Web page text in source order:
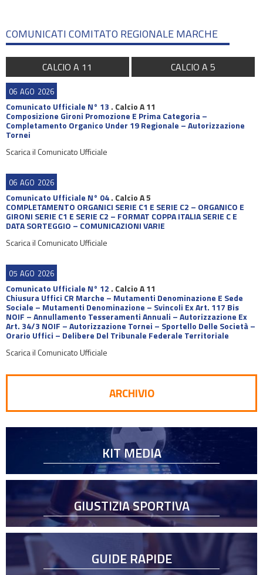
COMUNICATI COMITATO REGIONALE MARCHE
CALCIO A 11 CALCIO A 5
06 AGO 2026
Comunicato Ufficiale N° 13 . Calcio A 11
Composizione Gironi Promozione E Prima Categoria –
Completamento Organico Under 19 Regionale – Autorizzazione
Tornei
Scarica il Comunicato Ufficiale
06 AGO 2026
Comunicato Ufficiale N° 04. Calcio A 5
COMPLETAMENTO ORGANICI SERIE C1 E SERIE C2 – ORGANICO E
GIRONI SERIE C1 E SERIE C2 – FORMAT COPPA ITALIA SERIE C E
DATA SORTEGGIO – COMUNICAZIONI VARIE
Scarica il Comunicato Ufficiale
05 AGO 2026
Comunicato Ufficiale N° 12 . Calcio A 11
Chiusura Uffici CR Marche – Mutamenti Denominazione E Sede
Sociale – Mutamenti Denominazione – Svincoli Ex Art. 117 Bis
NOIF – Annullamento Tesseramenti Annuali – Autorizzazione Ex
Art. 34/3 NOIF – Autorizzazione Tornei – Sportello Delle Società –
Orario Uffici – Delibere Del Tribunale Federale Territoriale
Scarica il Comunicato Ufficiale
ARCHIVIO
KIT MEDIA
GIUSTIZIA SPORTIVA
GUIDE RAPIDE